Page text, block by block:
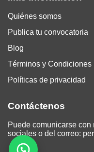
Quiénes somos
Publica tu convocatoria
Blog
Términos y Condiciones
Políticas de privacidad
Contáctenos
Puede comunicarse
sociales o del correo: